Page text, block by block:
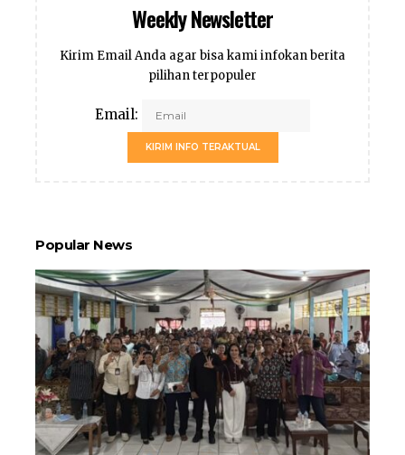
Weekly Newsletter
Kirim Email Anda agar bisa kami infokan berita
pilihan terpopuler
Email:
KIRIM INFO TERAKTUAL
Popular News